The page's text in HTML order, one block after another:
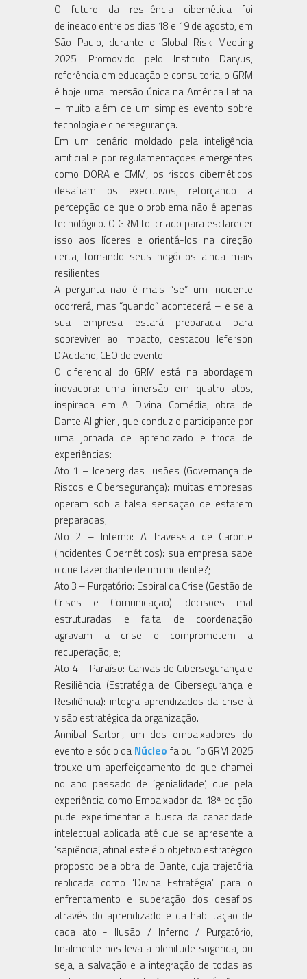
O futuro da resiliência cibernética foi
delineado entre os dias 18 e 19 de agosto, em
São Paulo, durante o Global Risk Meeting
2025. Promovido pelo Instituto Daryus,
referência em educação e consultoria, o GRM
é hoje uma imersão única na América Latina
– muito além de um simples evento sobre
tecnologia e cibersegurança.
Em um cenário moldado pela inteligência
artificial e por regulamentações emergentes
como DORA e CMM, os riscos cibernéticos
desafiam os executivos, reforçando a
percepção de que o problema não é apenas
tecnológico. O GRM foi criado para esclarecer
isso aos líderes e orientá-los na direção
certa, tornando seus negócios ainda mais
resilientes.
A pergunta não é mais “se” um incidente
ocorrerá, mas “quando” acontecerá – e se a
sua empresa estará preparada para
sobreviver ao impacto, destacou Jeferson
D’Addario, CEO do evento.
O diferencial do GRM está na abordagem
inovadora: uma imersão em quatro atos,
inspirada em A Divina Comédia, obra de
Dante Alighieri, que conduz o participante por
uma jornada de aprendizado e troca de
experiências:
Ato 1 – Iceberg das Ilusões (Governança de
Riscos e Cibersegurança): muitas empresas
operam sob a falsa sensação de estarem
preparadas;
Ato 2 – Inferno: A Travessia de Caronte
(Incidentes Cibernéticos): sua empresa sabe
o que fazer diante de um incidente?;
Ato 3 – Purgatório: Espiral da Crise (Gestão de
Crises e Comunicação): decisões mal
estruturadas e falta de coordenação
agravam a crise e comprometem a
recuperação, e;
Ato 4 – Paraíso: Canvas de Cibersegurança e
Resiliência (Estratégia de Cibersegurança e
Resiliência): integra aprendizados da crise à
visão estratégica da organização.
Annibal Sartori, um dos embaixadores do
evento e sócio da Núcleo falou: “o GRM 2025
trouxe um aperfeiçoamento do que chamei
no ano passado de ‘genialidade’, que pela
experiência como Embaixador da 18ª edição
pude experimentar a busca da capacidade
intelectual aplicada até que se apresente a
‘sapiência’, afinal este é o objetivo estratégico
proposto pela obra de Dante, cuja trajetória
replicada como ‘Divina Estratégia’ para o
enfrentamento e superação dos desafios
através do aprendizado e da habilitação de
cada ato - Ilusão / Inferno / Purgatório,
finalmente nos leva a plenitude sugerida, ou
seja, a salvação e a integração de todas as